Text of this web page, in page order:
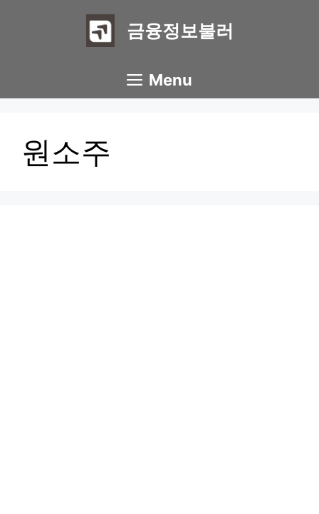
금융정보불러
Menu
원소주